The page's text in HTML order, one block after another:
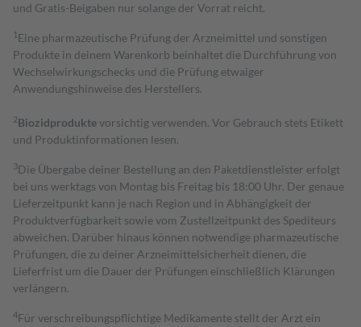
und Gratis-Beigaben nur solange der Vorrat reicht.
1 Eine pharmazeutische Prüfung der Arzneimittel und sonstigen
Produkte in deinem Warenkorb beinhaltet die Durchführung von
Wechselwirkungschecks und die Prüfung etwaiger
Anwendungshinweise des Herstellers.
2Biozidproduktevorsichtig verwenden. Vor Gebrauch stets Etikett
und Produktinformationen lesen.
3Die Übergabe deiner Bestellung an den Paketdienstleister erfolgt
bei uns werktags von Montag bis Freitag bis 18:00 Uhr. Der genaue
Lieferzeitpunkt kann je nach Region und in Abhängigkeit der
Produktverfügbarkeit sowie vom Zustellzeitpunkt des Spediteurs
abweichen. Darüber hinaus können notwendige pharmazeutische
Prüfungen, die zu deiner Arzneimittelsicherheit dienen, die
Lieferfrist um die Dauer der Prüfungen einschließlich Klärungen
verlängern.
4Für verschreibungspflichtige Medikamente stellt der Arzt ein